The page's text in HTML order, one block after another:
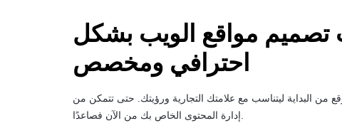
تصميم مواقع الويب بشكل
احترافي ومخصص
من البداية ليتناسب مع علامتك التجارية ورؤيتك. حتى تتمكن من